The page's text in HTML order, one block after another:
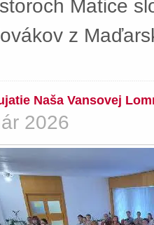
Matice
z
Naša Vansovej
2026